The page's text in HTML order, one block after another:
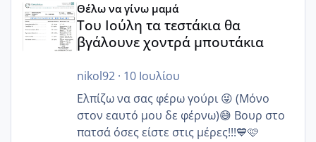
Θέλω να γίνω μαμά
Του Ιούλη τα τεστάκια θα
βγάλουνε χοντρά μπουτάκια
nikol92· 10 Ιουλίου
Ελπίζω να σας φέρω γούρι 😜 (Μόνο
στον εαυτό μου δε φέρνω)😅 Βουρ στο
πατσά όσες είστε στις μέρες!!!💙🩷